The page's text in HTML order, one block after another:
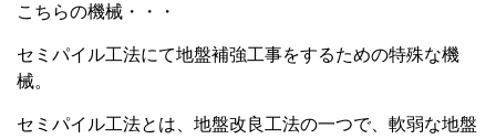
こちらの機械・・・
セミパイル工法にて地盤補強工事をするための特殊な機
械。
セミパイル工法とは、地盤改良工法の一つで、軟弱な地盤